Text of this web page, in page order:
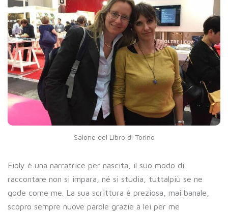
Salone del Libro di Torino
Fioly è una narratrice per nascita, il suo modo di
raccontare non si impara, né si studia, tuttalpiù se ne
gode come me. La sua scrittura è preziosa, mai banale,
scopro sempre nuove parole grazie a lei per me